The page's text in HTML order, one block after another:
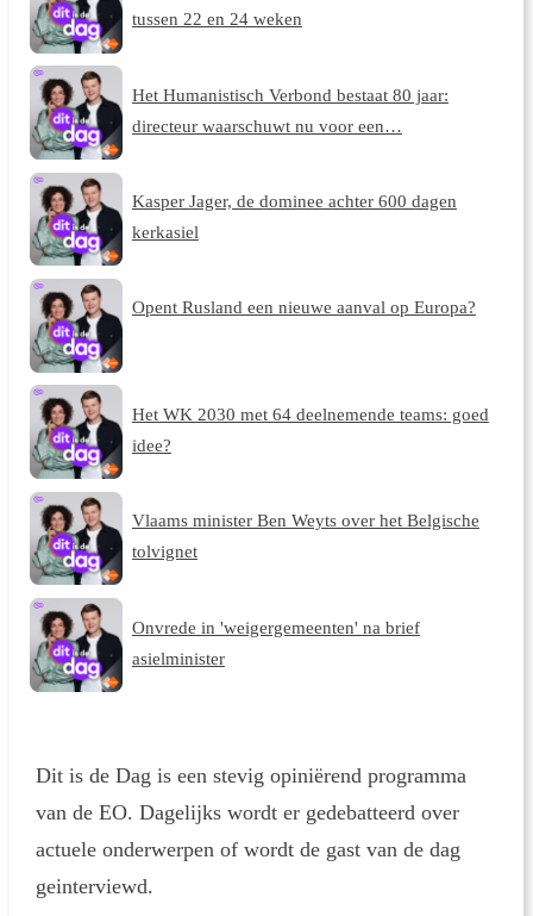
tussen 22 en 24 weken
Het Humanistisch Verbond bestaat 80 jaar:
directeur waarschuwt nu voor een…
Kasper Jager, de dominee achter 600 dagen
kerkasiel
Opent Rusland een nieuwe aanval op Europa?
Het WK 2030 met 64 deelnemende teams: goed
idee?
Vlaams minister Ben Weyts over het Belgische
tolvignet
Onvrede in 'weigergemeenten' na brief
asielminister
Dit is de Dag is een stevig opiniërend programma
van de EO. Dagelijks wordt er gedebatteerd over
actuele onderwerpen of wordt de gast van de dag
geinterviewd.